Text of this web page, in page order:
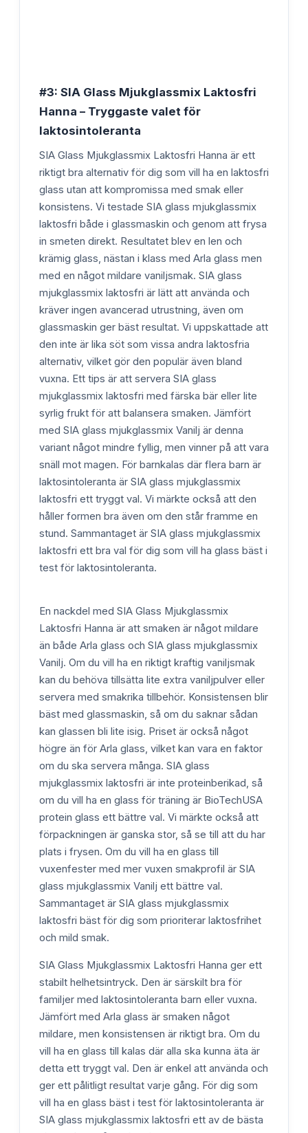
#3: SIA Glass Mjukglassmix Laktosfri
Hanna – Tryggaste valet för
laktosintoleranta
SIA Glass Mjukglassmix Laktosfri Hanna är ett
riktigt bra alternativ för dig som vill ha en laktosfri
glass utan att kompromissa med smak eller
konsistens. Vi testade SIA glass mjukglassmix
laktosfri både i glassmaskin och genom att frysa
in smeten direkt. Resultatet blev en len och
krämig glass, nästan i klass med Arla glass men
med en något mildare vaniljsmak. SIA glass
mjukglassmix laktosfri är lätt att använda och
kräver ingen avancerad utrustning, även om
glassmaskin ger bäst resultat. Vi uppskattade att
den inte är lika söt som vissa andra laktosfria
alternativ, vilket gör den populär även bland
vuxna. Ett tips är att servera SIA glass
mjukglassmix laktosfri med färska bär eller lite
syrlig frukt för att balansera smaken. Jämfört
med SIA glass mjukglassmix Vanilj är denna
variant något mindre fyllig, men vinner på att vara
snäll mot magen. För barnkalas där flera barn är
laktosintoleranta är SIA glass mjukglassmix
laktosfri ett tryggt val. Vi märkte också att den
håller formen bra även om den står framme en
stund. Sammantaget är SIA glass mjukglassmix
laktosfri ett bra val för dig som vill ha glass bäst i
test för laktosintoleranta.
En nackdel med SIA Glass Mjukglassmix
Laktosfri Hanna är att smaken är något mildare
än både Arla glass och SIA glass mjukglassmix
Vanilj. Om du vill ha en riktigt kraftig vaniljsmak
kan du behöva tillsätta lite extra vaniljpulver eller
servera med smakrika tillbehör. Konsistensen blir
bäst med glassmaskin, så om du saknar sådan
kan glassen bli lite isig. Priset är också något
högre än för Arla glass, vilket kan vara en faktor
om du ska servera många. SIA glass
mjukglassmix laktosfri är inte proteinberikad, så
om du vill ha en glass för träning är BioTechUSA
protein glass ett bättre val. Vi märkte också att
förpackningen är ganska stor, så se till att du har
plats i frysen. Om du vill ha en glass till
vuxenfester med mer vuxen smakprofil är SIA
glass mjukglassmix Vanilj ett bättre val.
Sammantaget är SIA glass mjukglassmix
laktosfri bäst för dig som prioriterar laktosfrihet
och mild smak.
SIA Glass Mjukglassmix Laktosfri Hanna ger ett
stabilt helhetsintryck. Den är särskilt bra för
familjer med laktosintoleranta barn eller vuxna.
Jämfört med Arla glass är smaken något
mildare, men konsistensen är riktigt bra. Om du
vill ha en glass till kalas där alla ska kunna äta är
detta ett tryggt val. Den är enkel att använda och
ger ett pålitligt resultat varje gång. För dig som
vill ha en glass bäst i test för laktosintoleranta är
SIA glass mjukglassmix laktosfri ett av de bästa